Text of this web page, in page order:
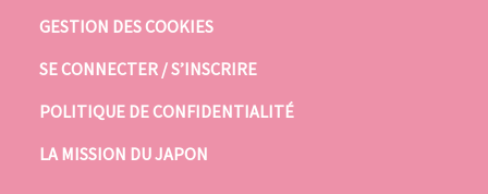
GESTION DES COOKIES
SE CONNECTER / S’INSCRIRE
POLITIQUE DE CONFIDENTIALITÉ
LA MISSION DU JAPON